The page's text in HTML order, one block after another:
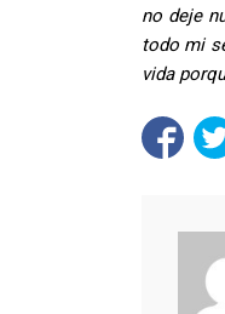
no deje
todo mi
vida